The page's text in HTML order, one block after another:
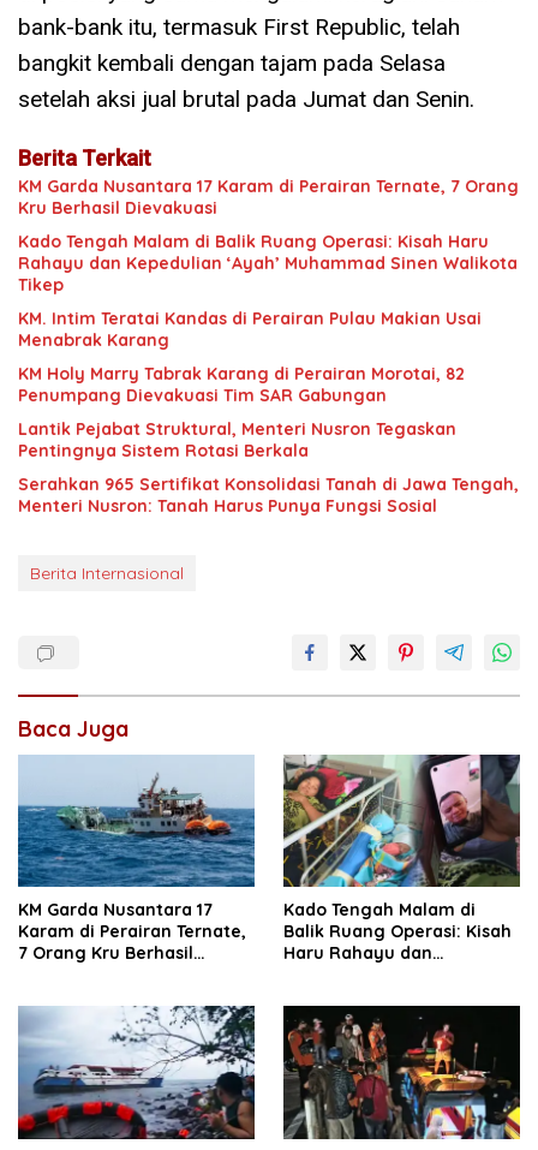
bank-bank itu, termasuk First Republic, telah
bangkit kembali dengan tajam pada Selasa
setelah aksi jual brutal pada Jumat dan Senin.
Berita Terkait
KM Garda Nusantara 17 Karam di Perairan Ternate, 7 Orang
Kru Berhasil Dievakuasi
Kado Tengah Malam di Balik Ruang Operasi: Kisah Haru
Rahayu dan Kepedulian ‘Ayah’ Muhammad Sinen Walikota
Tikep
‎KM. Intim Teratai Kandas di Perairan Pulau Makian Usai
Menabrak Karang
KM Holy Marry Tabrak Karang di Perairan Morotai, 82
Penumpang Dievakuasi Tim SAR Gabungan
Lantik Pejabat Struktural, Menteri Nusron Tegaskan
Pentingnya Sistem Rotasi Berkala
Serahkan 965 Sertifikat Konsolidasi Tanah di Jawa Tengah,
Menteri Nusron: Tanah Harus Punya Fungsi Sosial
Berita Internasional
Baca Juga
KM Garda Nusantara 17
Karam di Perairan Ternate,
7 Orang Kru Berhasil
Kado Tengah Malam di
Balik Ruang Operasi: Kisah
Haru Rahayu dan
Tikep